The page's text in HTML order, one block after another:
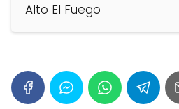
Alto El Fuego